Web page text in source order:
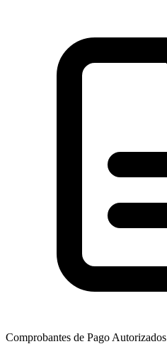
Comprobantes de Pago Autorizados